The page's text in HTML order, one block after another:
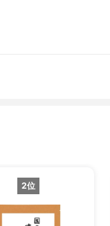
2位